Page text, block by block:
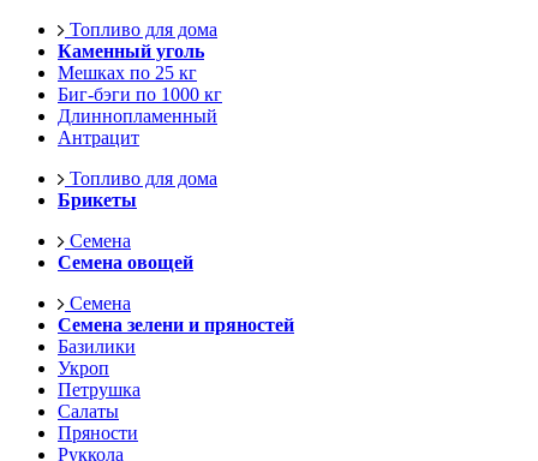
Топливо для дома
Каменный уголь
Мешках по 25 кг
Биг-бэги по 1000 кг
Длиннопламенный
Антрацит
Топливо для дома
Брикеты
Семена
Семена овощей
Семена
Семена зелени и пряностей
Базилики
Укроп
Петрушка
Салаты
Пряности
Руккола